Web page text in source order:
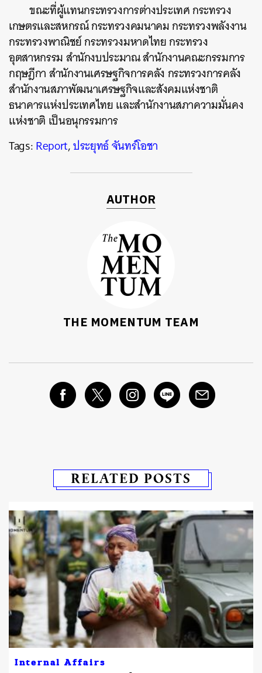
ขณะที่ผู้แทนกระทรวงการต่างประเทศ กระทรวง
เกษตรและสหกรณ์ กระทรวงคมนาคม กระทรวงพลังงาน
กระทรวงพาณิชย์ กระทรวงมหาดไทย กระทรวง
อุตสาหกรรม สำนักงบประมาณ สำนักงานคณะกรรมการ
กฤษฎีกา สำนักงานเศรษฐกิจการคลัง กระทรวงการคลัง
สำนักงานสภาพัฒนาเศรษฐกิจและสังคมแห่งชาติ
ธนาคารแห่งประเทศไทย และสำนักงานสภาความมั่นคง
แห่งชาติ เป็นอนุกรรมการ
Tags:Report,ประยุทธ์ จันทร์โอชา
AUTHOR
THE MOMENTUM TEAM
RELATED POSTS
Internal Affairs